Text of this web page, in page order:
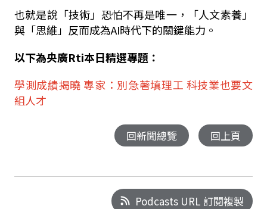
也就是說「技術」恐怕不再是唯一，「人文素養」
與「思維」反而成為AI時代下的關鍵能力。
以下為央廣Rti本日精選專題：
學測成績揭曉 專家：別急著填理工 科技業也要文
組人才
回新聞總覽 回上頁
Podcasts URL 訂閱複製